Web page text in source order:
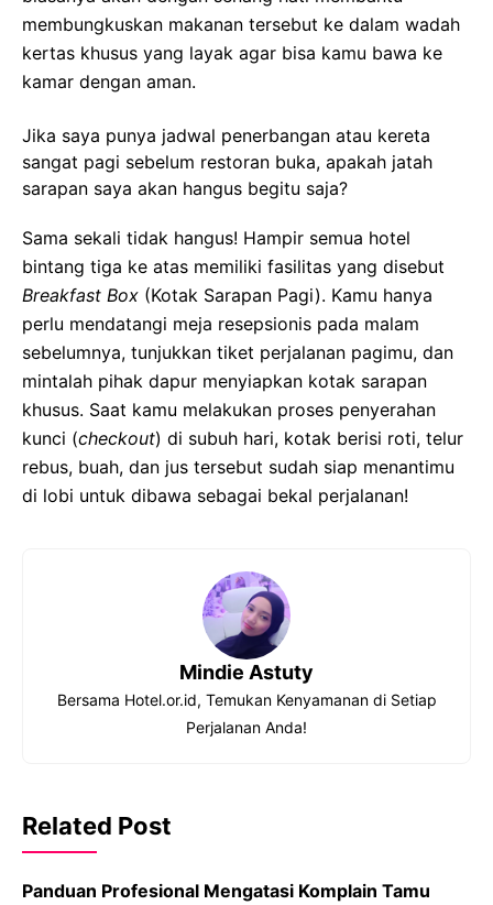
membungkuskan makanan tersebut ke dalam wadah
kertas khusus yang layak agar bisa kamu bawa ke
kamar dengan aman.
Jika saya punya jadwal penerbangan atau kereta
sangat pagi sebelum restoran buka, apakah jatah
sarapan saya akan hangus begitu saja?
Sama sekali tidak hangus! Hampir semua hotel
bintang tiga ke atas memiliki fasilitas yang disebut
Breakfast Box (Kotak Sarapan Pagi). Kamu hanya
perlu mendatangi meja resepsionis pada malam
sebelumnya, tunjukkan tiket perjalanan pagimu, dan
mintalah pihak dapur menyiapkan kotak sarapan
khusus. Saat kamu melakukan proses penyerahan
kunci (checkout) di subuh hari, kotak berisi roti, telur
rebus, buah, dan jus tersebut sudah siap menantimu
di lobi untuk dibawa sebagai bekal perjalanan!
Mindie Astuty
Bersama Hotel.or.id, Temukan Kenyamanan di Setiap
Perjalanan Anda!
Related Post
Panduan Profesional Mengatasi Komplain Tamu